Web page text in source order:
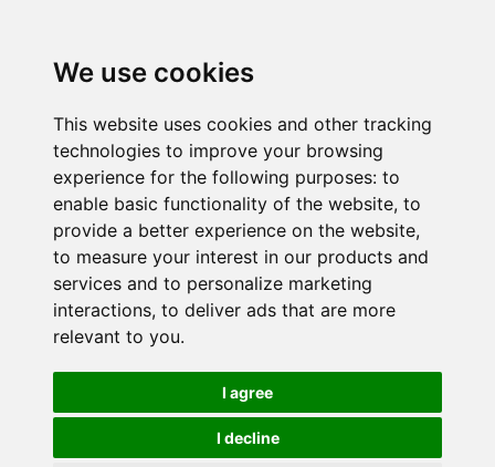
We use cookies
This website uses cookies and other tracking
technologies to improve your browsing
experience for the following purposes: to
enable basic functionality of the website, to
provide a better experience on the website,
to measure your interest in our products and
services and to personalize marketing
interactions, to deliver ads that are more
relevant to you.
I agree
I decline